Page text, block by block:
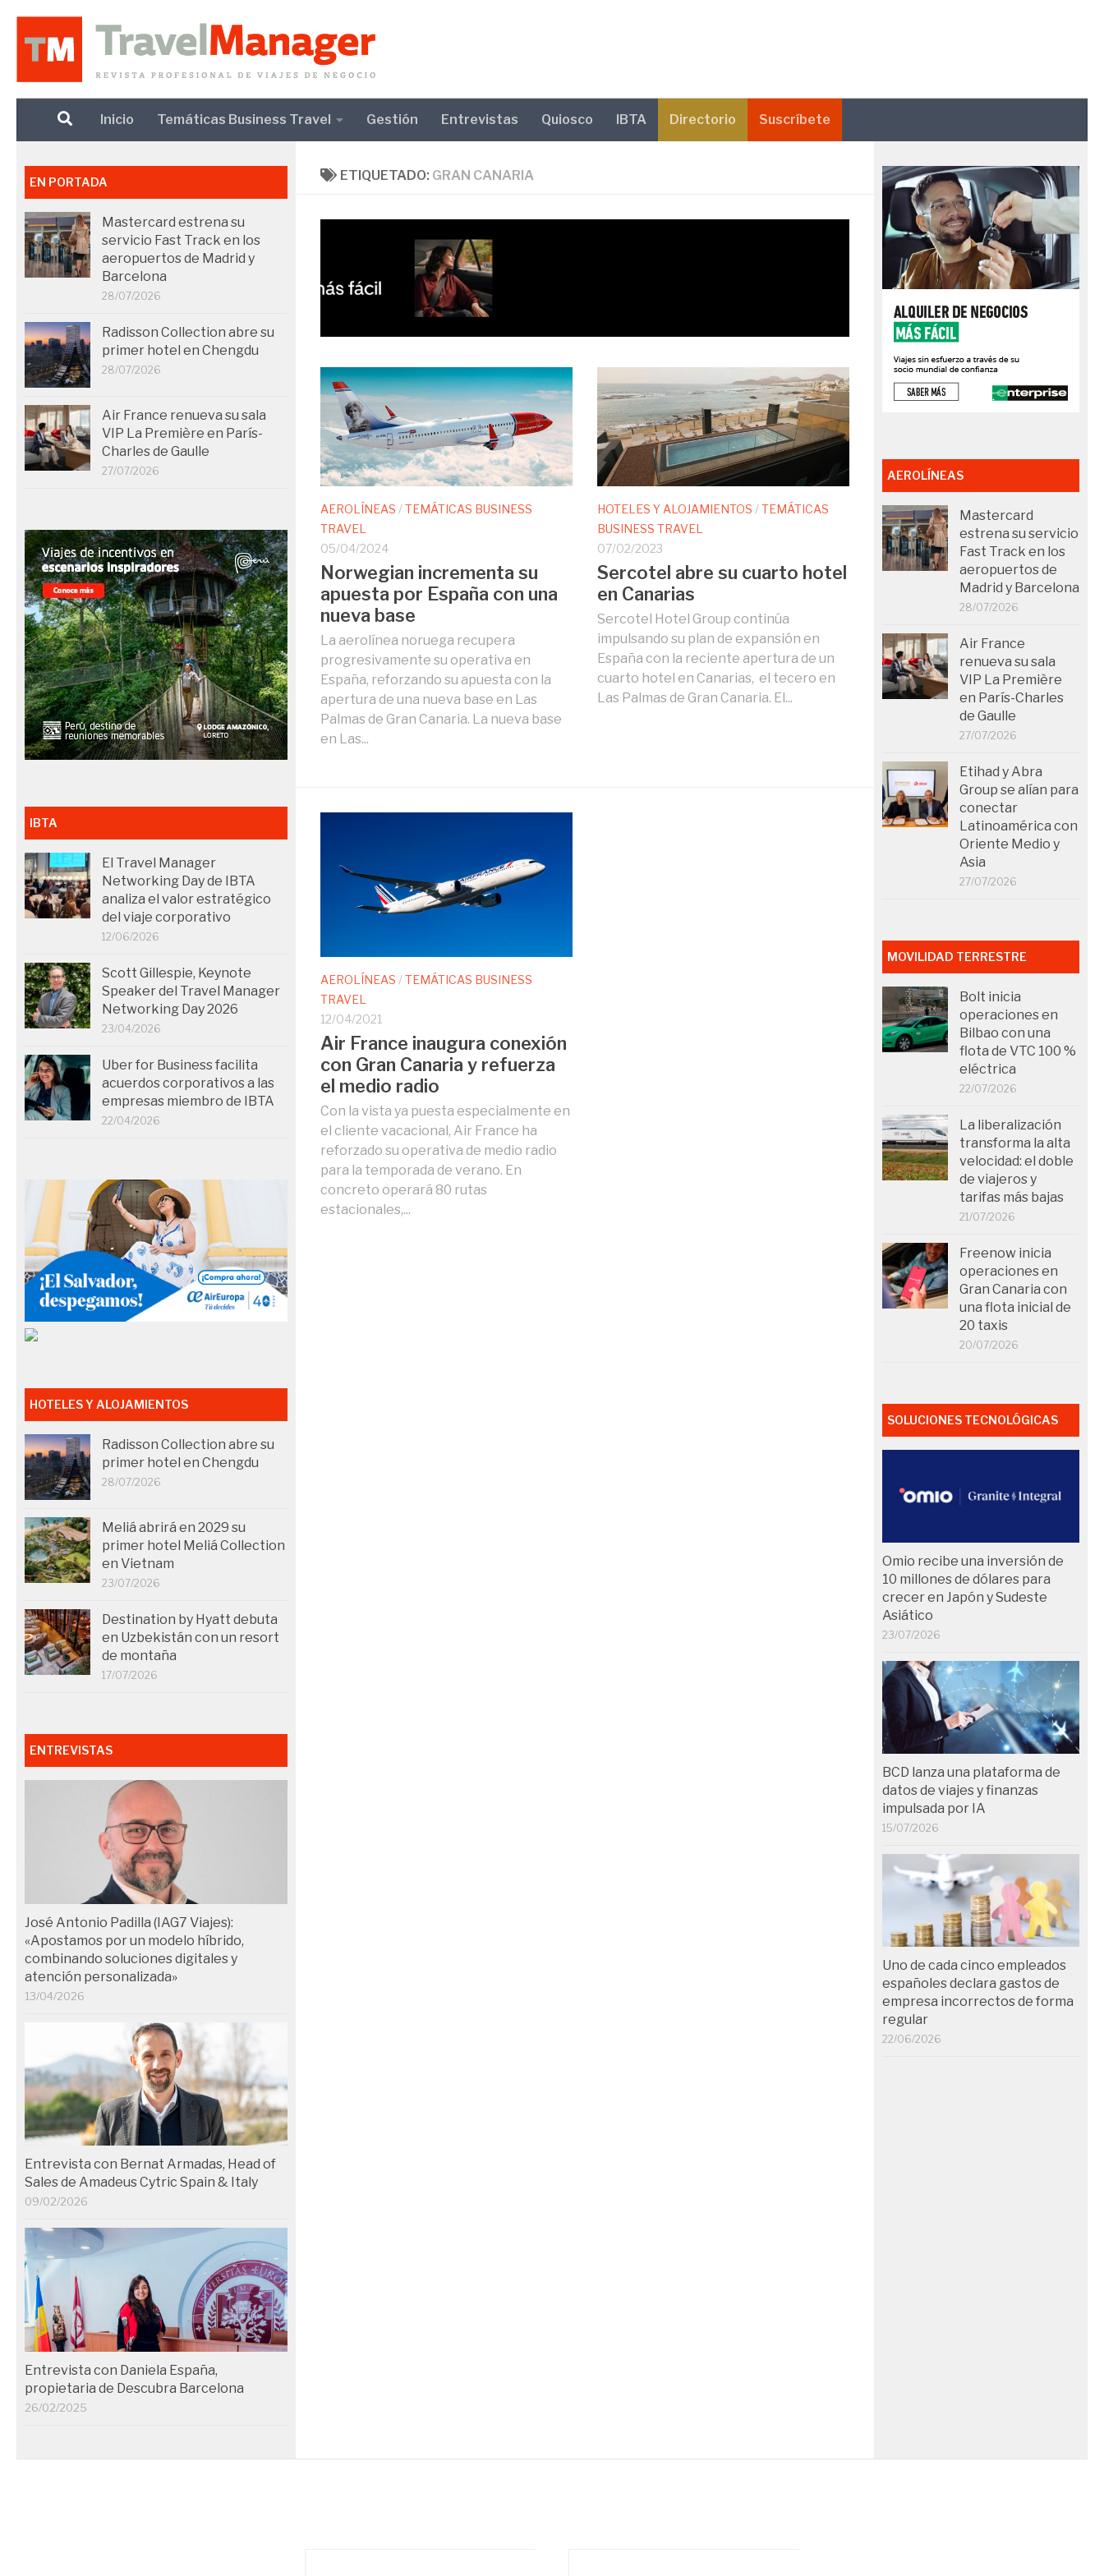
Debajo del contenido
Inicio Temáticas Business Travel Gestión Entrevistas Quiosco IBTA Directorio Suscríbete
ETIQUETADO: GRAN CANARIA
AEROLÍNEAS /TEMÁTICAS BUSINESS
TRAVEL
05/04/2024
Norwegian incrementa su
apuesta por España con una
nueva base
La aerolínea noruega recupera
progresivamente su operativa en
España, reforzando su apuesta con la
apertura de una nueva base en Las
Palmas de Gran Canaria. La nueva base
en Las...
HOTELES Y ALOJAMIENTOS /TEMÁTICAS
BUSINESS TRAVEL
07/02/2023
Sercotel abre su cuarto hotel
en Canarias
Sercotel Hotel Group continúa
impulsando su plan de expansión en
España con la reciente apertura de un
cuarto hotel en Canarias, el tecero en
Las Palmas de Gran Canaria. El...
AEROLÍNEAS /TEMÁTICAS BUSINESS
TRAVEL
12/04/2021
Air France inaugura conexión
con Gran Canaria y refuerza
el medio radio
Con la vista ya puesta especialmente en
el cliente vacacional, Air France ha
reforzado su operativa de medio radio
para la temporada de verano. En
concreto operará 80 rutas
estacionales,...
EN PORTADA
Mastercard estrena su
servicio Fast Track en los
aeropuertos de Madrid y
Barcelona
28/07/2026
Radisson Collection abre su
primer hotel en Chengdu
28/07/2026
Air France renueva su sala
VIP La Première en París-
Charles de Gaulle
27/07/2026
IBTA
El Travel Manager
Networking Day de IBTA
analiza el valor estratégico
del viaje corporativo
12/06/2026
Scott Gillespie, Keynote
Speaker del Travel Manager
Networking Day 2026
23/04/2026
Uber for Business facilita
acuerdos corporativos a las
empresas miembro de IBTA
22/04/2026
HOTELES Y ALOJAMIENTOS
Radisson Collection abre su
primer hotel en Chengdu
28/07/2026
Meliá abrirá en 2029 su
primer hotel Meliá Collection
en Vietnam
23/07/2026
Destination by Hyatt debuta
en Uzbekistán con un resort
de montaña
17/07/2026
ENTREVISTAS
José Antonio Padilla (IAG7 Viajes):
«Apostamos por un modelo híbrido,
combinando soluciones digitales y
atención personalizada»
13/04/2026
Entrevista con Bernat Armadas, Head of
Sales de Amadeus Cytric Spain & Italy
09/02/2026
Entrevista con Daniela España,
propietaria de Descubra Barcelona
26/02/2025
AEROLÍNEAS
Mastercard
estrena su servicio
Fast Track en los
aeropuertos de
Madrid y Barcelona
28/07/2026
Air France
renueva su sala
VIP La Première
en París-Charles
de Gaulle
27/07/2026
Etihad y Abra
Group se alían para
conectar
Latinoamérica con
Oriente Medio y
Asia
27/07/2026
MOVILIDAD TERRESTRE
Bolt inicia
operaciones en
Bilbao con una
flota de VTC 100 %
eléctrica
22/07/2026
La liberalización
transforma la alta
velocidad: el doble
de viajeros y
tarifas más bajas
21/07/2026
Freenow inicia
operaciones en
Gran Canaria con
una flota inicial de
20 taxis
20/07/2026
SOLUCIONES TECNOLÓGICAS
Omio recibe una inversión de
10 millones de dólares para
crecer en Japón y Sudeste
Asiático
23/07/2026
BCD lanza una plataforma de
datos de viajes y finanzas
impulsada por IA
15/07/2026
Uno de cada cinco empleados
españoles declara gastos de
empresa incorrectos de forma
regular
22/06/2026